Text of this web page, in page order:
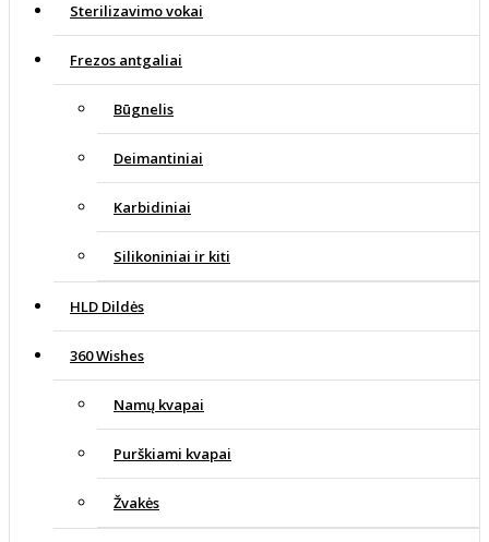
Sterilizavimo vokai
Frezos antgaliai
Būgnelis
Deimantiniai
Karbidiniai
Silikoniniai ir kiti
HLD Dildės
360 Wishes
Namų kvapai
Purškiami kvapai
Žvakės